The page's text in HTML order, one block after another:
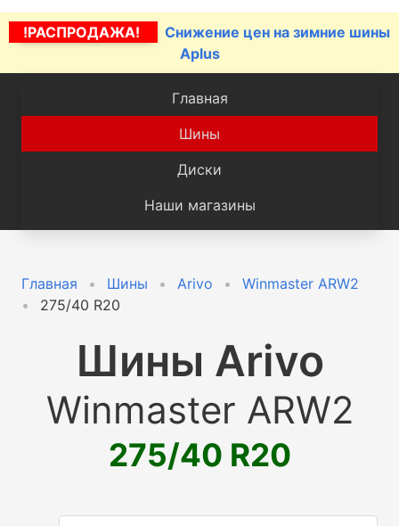
!РАСПРОДАЖА!
Снижение цен на зимние шины
Aplus
Главная
Шины
Диски
Наши магазины
Главная Шины Arivo
Winmaster ARW2
275/40 R20
Шины Arivo
Winmaster ARW2
275/40 R20